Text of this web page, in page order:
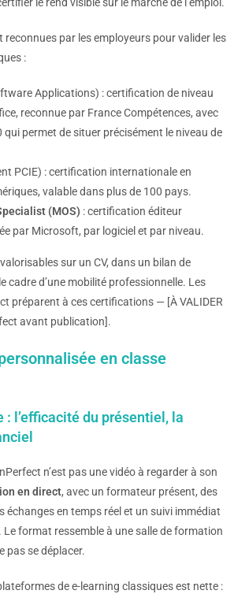
par les employeurs pour valider les
:
Applications) : certification de niveau
reconnue par France Compétences, avec
qui permet de situer précisément le niveau de
PCIE) : certification internationale en
valable dans plus de 100 pays.
(MOS) : certification éditeur
par Microsoft, par logiciel et par niveau.
sur un CV, dans un bilan de
cadre d’une mobilité professionnelle. Les
préparent à ces certifications — [À VALIDER
avant publication].
en classe
l’efficacité du présentiel, la
n’est pas une vidéo à regarder à son
en direct, avec un formateur présent, des
échanges en temps réel et un suivi immédiat
format ressemble à une salle de formation
pas se déplacer.
de e-learning classiques est nette :